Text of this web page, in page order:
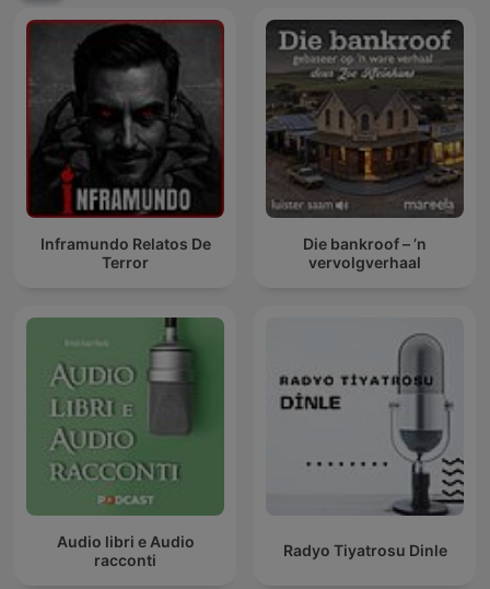
Inframundo Relatos De
Terror
Die bankroof – ’n
vervolgverhaal
Audio libri e Audio
racconti
Radyo Tiyatrosu Dinle